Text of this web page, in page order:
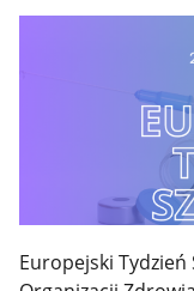
Europejski